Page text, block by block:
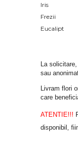
Iris
Frezii
Eucalipt
La
sau
Livram flori
care
ATENTIE!!!
disponibil,